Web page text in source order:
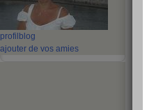
profil blog
ajouter de vos amies